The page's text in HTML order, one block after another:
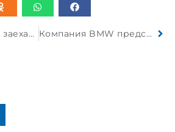
Водитель Nissan заехала на отбойник Компания BMW представила концепт-кар Vision BMW Alpina